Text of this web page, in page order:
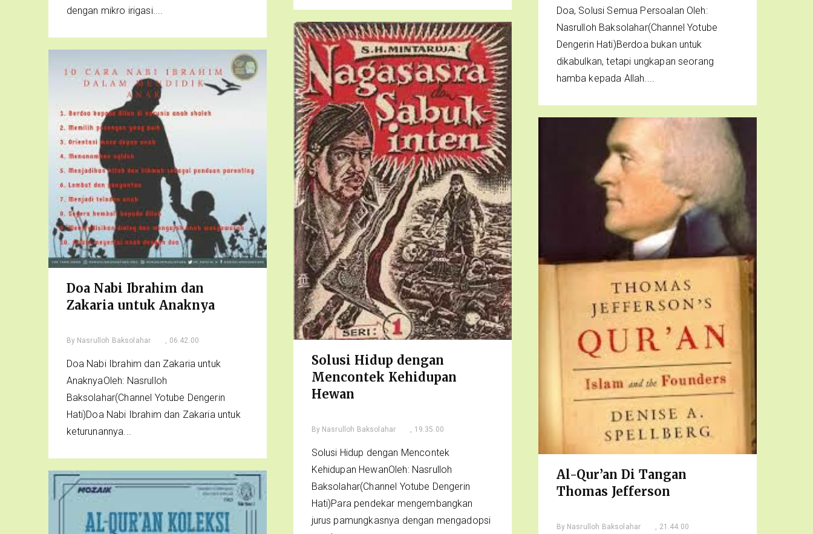
dengan mikro irigasi....
Doa, Solusi Semua Persoalan Oleh:
Nasrulloh Baksolahar(Channel Yotube
Dengerin Hati)Berdoa bukan untuk
dikabulkan, tetapi ungkapan seorang
hamba kepada Allah....
Solusi Hidup dengan
Mencontek Kehidupan
Hewan
By Nasrulloh Baksolahar , 19.35.00
Solusi Hidup dengan Mencontek
Kehidupan HewanOleh: Nasrulloh
Baksolahar(Channel Yotube Dengerin
Hati)Para pendekar mengembangkan
jurus pamungkasnya dengan mengadopsi
Doa Nabi Ibrahim dan
Zakaria untuk Anaknya
By Nasrulloh Baksolahar , 06.42.00
Doa Nabi Ibrahim dan Zakaria untuk
AnaknyaOleh: Nasrulloh
Baksolahar(Channel Yotube Dengerin
Hati)Doa Nabi Ibrahim dan Zakaria untuk
keturunannya...
Al-Qur’an Di Tangan
Thomas Jefferson
By Nasrulloh Baksolahar , 21.44.00